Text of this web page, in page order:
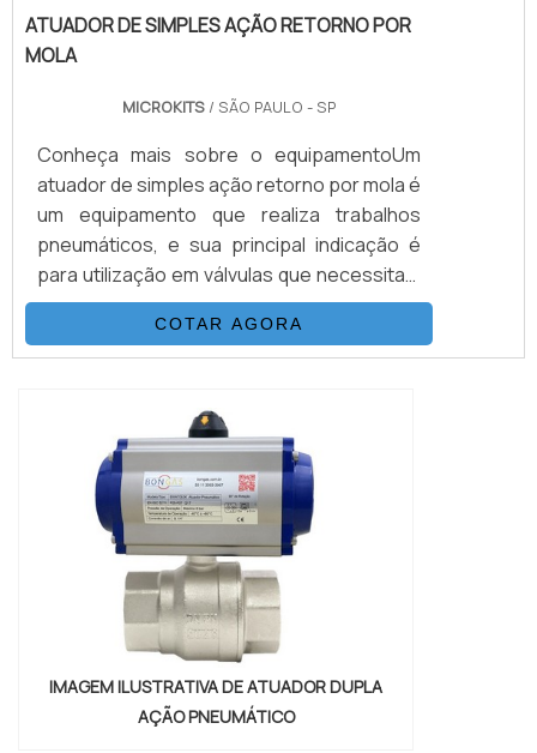
ATUADOR DE SIMPLES AÇÃO RETORNO POR
MOLA
MICROKITS / SÃO PAULO - SP
Conheça mais sobre o equipamentoUm
atuador de simples ação retorno por mola é
um equipamento que realiza trabalhos
pneumáticos, e sua principal indicação é
para utilização em válvulas que necessitam
de posicionamento de emergência ou
posição de pane dentro do processo.O
equipamento possui molas encapsuladas
instalados em seu interior, atuando na
abertura e/ou fechamento, sem que haja a
necessidade de uti...
COTAR AGORA
IMAGEM ILUSTRATIVA DE ATUADOR DUPLA
AÇÃO PNEUMÁTICO